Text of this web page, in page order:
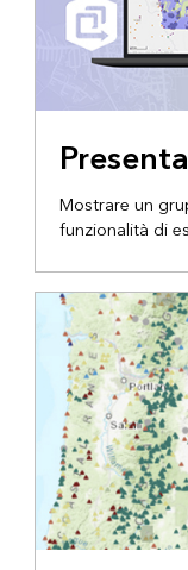
Mostrare un
funzionalità di